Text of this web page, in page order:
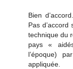
Bien
Pas
technique du
pays «
l’époque)
appliquée.